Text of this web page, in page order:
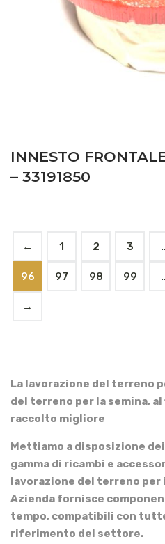
INNESTO
– 33191850
← 1 2 3
96 97 98 99
→
La lavorazione del terreno
del terreno per la semina,
raccolto migliore
Mettiamo a disposizione
gamma di ricambi e
lavorazione del terreno per
Azienda fornisce
tempo, compatibili con
riferimento del settore.